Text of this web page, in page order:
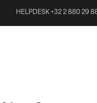
HELPDESK +32 2 880 29